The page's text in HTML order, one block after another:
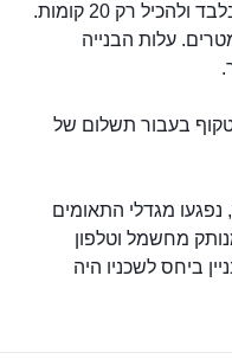
תוכנן להגיע לגובה של 130 מטרים בלבד ולהכיל רק 20 קומות.
עלות הבנייה
וויטקוף בעבור תשלום של
ה-11 בספטמבר, נפגעו מגדלי התאומים
מחשמל וטלפון
ביחס לשכניו היה